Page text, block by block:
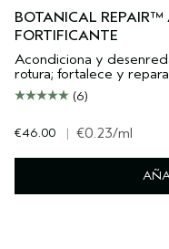
BOTANICAL
FORTIFICANTE
Acondiciona y
rotura; fortalece y repara
(6)
€46.00 | €0.23/ml